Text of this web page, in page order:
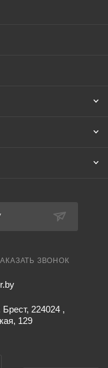
ЗВОНОК
224024 ,
129